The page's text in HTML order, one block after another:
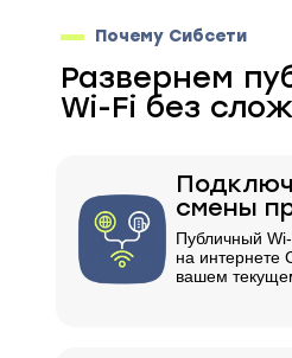
Почему Сибсети
Развернем
Wi-Fi без
смены
Публичный
на интернете
вашем